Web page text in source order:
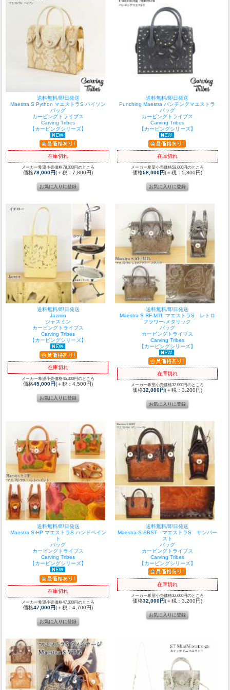
送料無料/即日発送
Maestra S Python マエストラS パイソン
バッグ
カービングトライブス
Carving Tribes
【カービングシリーズ】
在庫切れ
メーカー希望小売価格78,000円のところ
価格78,000円(＋税：7,800円)
送料無料/即日発送
Punching Maestra パンチングマエストラ
バッグ
カービングトライブス
Carving Tribes
【カービングシリーズ】
在庫切れ
メーカー希望小売価格58,000円のところ
価格58,000円(＋税：5,800円)
送料無料/即日発送
Jazmin
ジャスミン
カービングトライブス
Carving Tribes
【カービングシリーズ】
在庫切れ
メーカー希望小売価格45,000円のところ
価格45,000円(＋税：4,500円)
送料無料/即日発送
Maestra S RF-MTL マエストラS レトロ
フラワー-メタリック
バッグ
カービングトライブス
Carving Tribes
【カービングシリーズ】
在庫切れ
メーカー希望小売価格32,000円のところ
価格32,000円(＋税：3,200円)
送料無料/即日発送
Maestra S-HP マエストラS ハンドペイン
ト
バッグ
カービングトライブス
Carving Tribes
【カービングシリーズ】
在庫切れ
メーカー希望小売価格47,000円のところ
価格47,000円(＋税：4,700円)
送料無料/即日発送
Maestra S SBST マエストラS サンバー
スト
バッグ
カービングトライブス
Carving Tribes
【カービングシリーズ】
在庫切れ
メーカー希望小売価格32,000円のところ
価格32,000円(＋税：3,200円)